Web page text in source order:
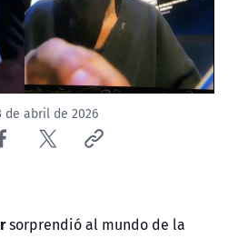
de abril de 2026
sorprendió al mundo de la